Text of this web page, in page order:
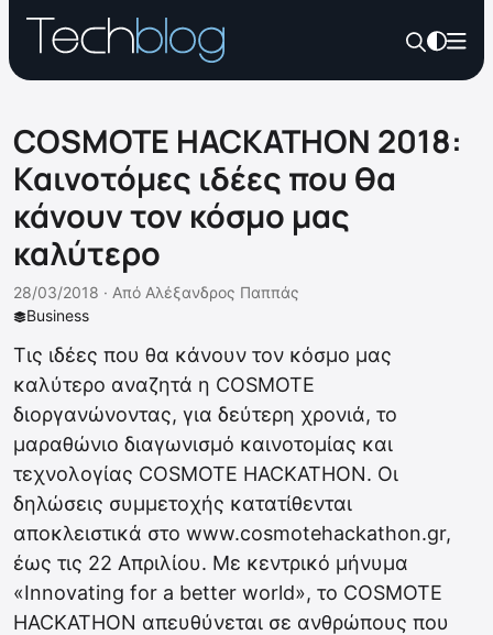
COSMOTE HACKATHON 2018:
Καινοτόμες ιδέες που θα
κάνουν τον κόσμο μας
καλύτερο
Business
28/03/2018 · Από Αλέξανδρος Παππάς
Τις ιδέες που θα κάνουν τον κόσμο μας
καλύτερο αναζητά η COSMOTE
διοργανώνοντας, για δεύτερη χρονιά, το
μαραθώνιο διαγωνισμό καινοτομίας και
τεχνολογίας COSMOTE HACKATHON. Οι
δηλώσεις συμμετοχής κατατίθενται
αποκλειστικά στο www.cosmotehackathon.gr,
έως τις 22 Απριλίου. Με κεντρικό μήνυμα
«Innovating for a better world», το COSMOTE
HACKATHON απευθύνεται σε ανθρώπους που